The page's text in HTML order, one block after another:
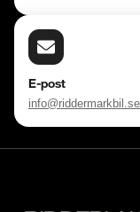
E-post
info@riddermarkbil.se